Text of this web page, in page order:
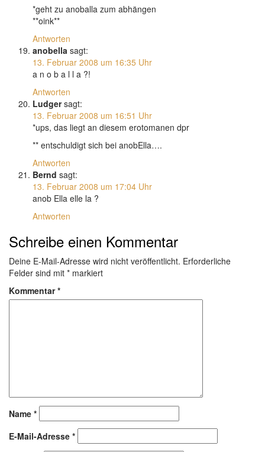
*geht zu anoballa zum abhängen
**oink**
Antworten
anobella sagt:
13. Februar 2008 um 16:35 Uhr
a n o b a l l a ?!
Antworten
Ludger sagt:
13. Februar 2008 um 16:51 Uhr
*ups, das liegt an diesem erotomanen dpr
** entschuldigt sich bei anobElla….
Antworten
Bernd sagt:
13. Februar 2008 um 17:04 Uhr
anob Ella elle la ?
Antworten
Schreibe einen Kommentar
Deine E-Mail-Adresse wird nicht veröffentlicht. Erforderliche
Felder sind mit * markiert
Kommentar*
Name *
E-Mail-Adresse *